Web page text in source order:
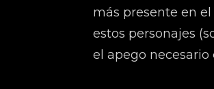
más presente en
estos personajes
el apego